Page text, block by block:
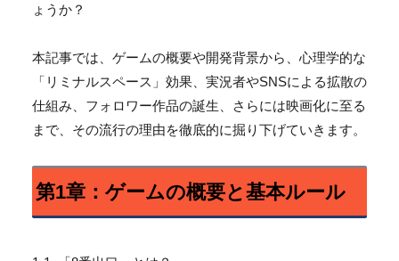
ょうか？
本記事では、ゲームの概要や開発背景から、心理学的な
「 リミナルスペース」効果、実況者やSNSによる拡散の
仕組み、 フォロワー作品の誕生、さらには映画化に至る
まで、 その流行の理由を徹底的に掘り下げていきます。
第1章：ゲームの概要と基本ルール